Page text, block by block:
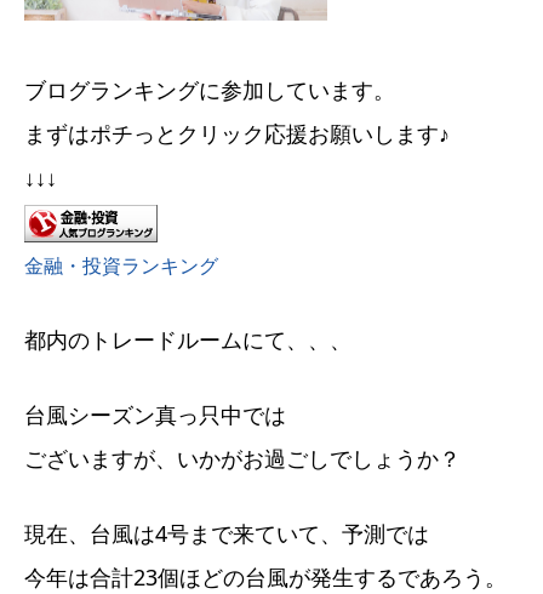
ブログランキングに参加しています。
まずはポチっとクリック応援お願いします♪
↓↓↓
金融・投資ランキング
都内のトレードルームにて、、、
台風シーズン真っ只中では
ございますが、いかがお過ごしでしょうか？
現在、台風は4号まで来ていて、予測では
今年は合計23個ほどの台風が発生するであろう。